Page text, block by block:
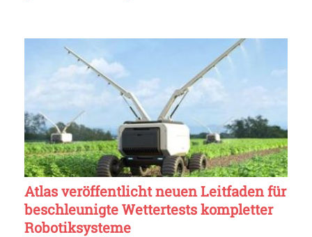
Atlas veröffentlicht neuen Leitfaden für
beschleunigte Wettertests kompletter
Robotiksysteme